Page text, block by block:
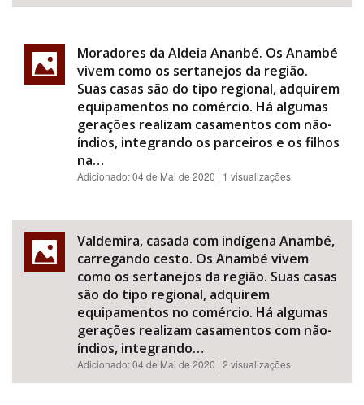
Moradores da Aldeia Ananbé. Os Anambé
vivem como os sertanejos da região.
Suas casas são do tipo regional, adquirem
equipamentos no comércio. Há algumas
gerações realizam casamentos com não-
índios, integrando os parceiros e os filhos
na…
Adicionado:04 de Mai de 2020 | 1 visualizações
Valdemira, casada com indígena Anambé,
carregando cesto. Os Anambé vivem
como os sertanejos da região. Suas casas
são do tipo regional, adquirem
equipamentos no comércio. Há algumas
gerações realizam casamentos com não-
índios, integrando…
Adicionado:04 de Mai de 2020 | 2 visualizações